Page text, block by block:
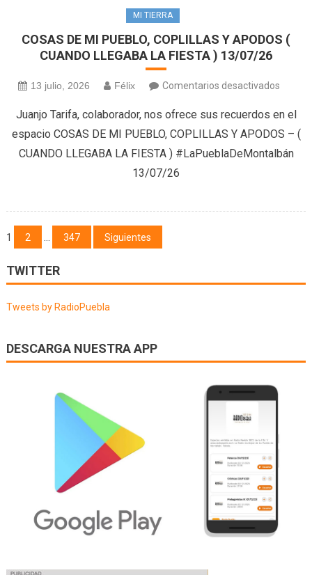
MI TIERRA
COSAS DE MI PUEBLO, COPLILLAS Y APODOS (
CUANDO LLEGABA LA FIESTA ) 13/07/26
13 julio, 2026 Félix Comentarios desactivados
DE
MI
Juanjo Tarifa, colaborador, nos ofrece sus recuerdos en el
espacio COSAS DE MI PUEBLO, COPLILLAS Y APODOS – (
CUANDO LLEGABA LA FIESTA ) #LaPueblaDeMontalbán
13/07/26
Navegación
de
entradas
1 2 347 Siguientes
TWITTER
Tweets by RadioPuebla
DESCARGA NUESTRA APP